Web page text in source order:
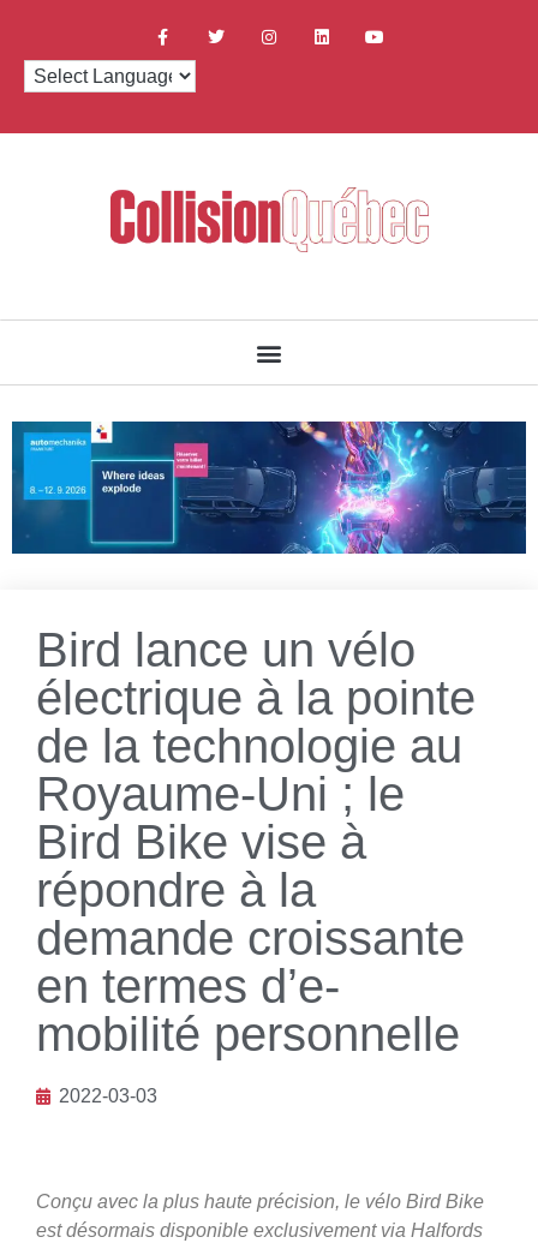
Bird lance un vélo
électrique à la pointe
de la technologie au
Royaume-Uni ; le
Bird Bike vise à
répondre à la
demande croissante
en termes d’e-
mobilité personnelle
2022-03-03
Conçu avec la plus haute précision, le vélo Bird Bike
est désormais disponible exclusivement via Halfords